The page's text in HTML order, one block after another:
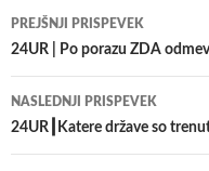
Krmarjenje
po
prispevkih
PREJŠNJI PRISPEVEK
24UR | Po porazu ZDA
NASLEDNJI PRISPEVEK
24UR┃Katere države so